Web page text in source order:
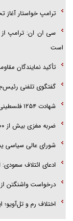
ترامپ خواستار آغاز
سی ان ان: ترامپ
است
تأکید نمایندگان
گفتگوی تلفنی
شهادت ۱۲۵۴ فلسطینی در غزه از آغاز آتش‌بس تاکنون
ضربه مغزی بیش از ۷۰۰ نظامی آمریکایی در حملات ایران
شورای عالی سیاسی
ادعای ائتلاف
درخواست واشنگتن از
اختلاف رم و تل‌آویو؛